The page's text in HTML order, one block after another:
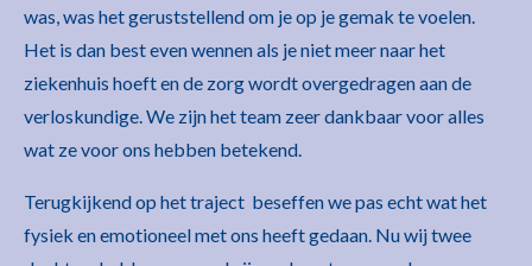
was, was het geruststellend om je op je gemak te voelen.
Het is dan best even wennen als je niet meer naar het
ziekenhuis hoeft en de zorg wordt overgedragen aan de
verloskundige. We zijn het team zeer dankbaar voor alles
wat ze voor ons hebben betekend.
Terugkijkend op het traject beseffen we pas echt wat het
fysiek en emotioneel met ons heeft gedaan. Nu wij twee